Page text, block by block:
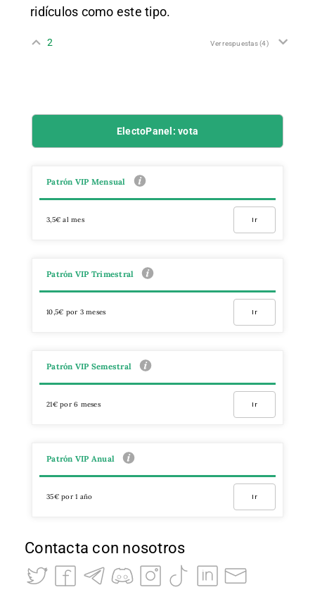
ridículos como este tipo.
2 Ver respuestas(4)
ElectoPanel: vota
Patrón VIP Mensual
3,5€ al mes Ir
Patrón VIP Trimestral
10,5€ por 3 meses Ir
Patrón VIP Semestral
21€ por 6 meses Ir
Patrón VIP Anual
35€ por 1 año Ir
Contacta con nosotros